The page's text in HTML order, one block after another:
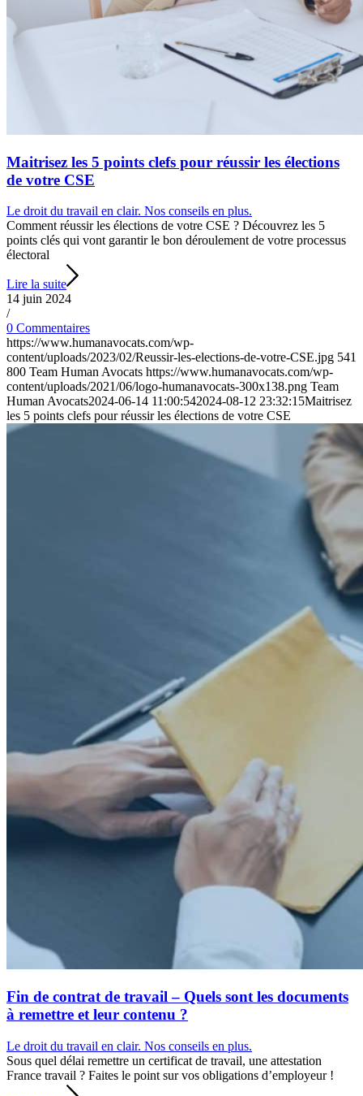
Maitrisez les 5 points clefs pour réussir les élections
de votre CSE
Le droit du travail en clair. Nos conseils en plus.
Comment réussir les élections de votre CSE ? Découvrez les 5
points clés qui vont garantir le bon déroulement de votre processus
électoral
Lire la suite
14 juin 2024
/
0 Commentaires
https://www.humanavocats.com/wp-
content/uploads/2023/02/Reussir-les-elections-de-votre-CSE.jpg 541
800 Team Human Avocats https://www.humanavocats.com/wp-
content/uploads/2021/06/logo-humanavocats-300x138.png Team
Human Avocats2024-06-14 11:00:542024-08-12 23:32:15Maitrisez
les 5 points clefs pour réussir les élections de votre CSE
Fin de contrat de travail – Quels sont les documents
à remettre et leur contenu ?
Le droit du travail en clair. Nos conseils en plus.
Sous quel délai remettre un certificat de travail, une attestation
France travail ? Faites le point sur vos obligations d’employeur !